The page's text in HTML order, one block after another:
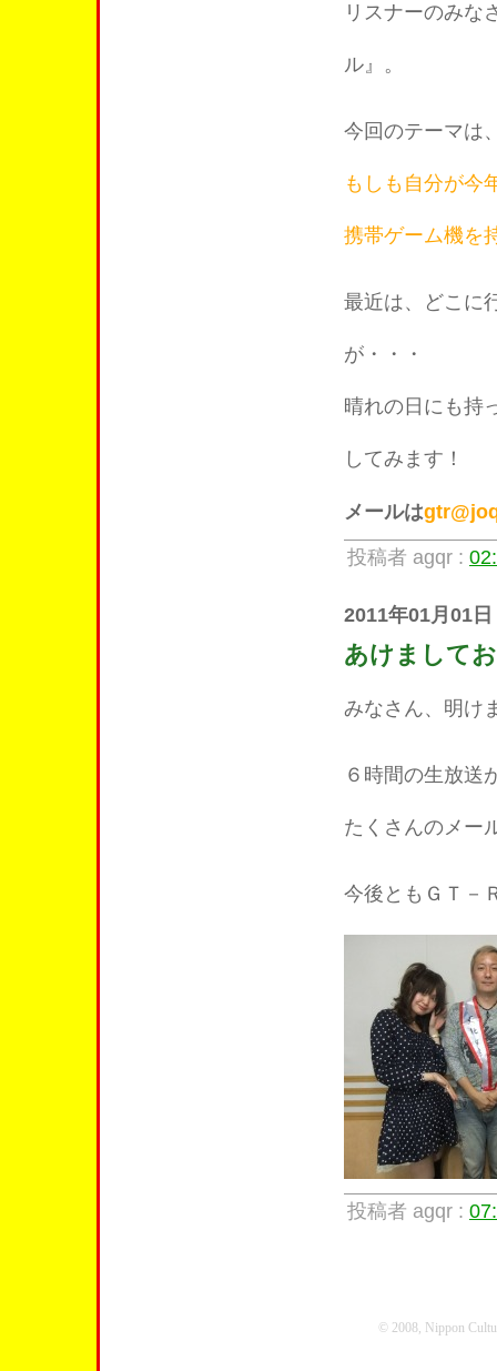
リスナーのみな
ル』。
今回のテーマは
もしも自分が今
携帯ゲーム機を
最近は、どこに
が・・・
晴れの日にも持
してみます！
メールは
投稿者 agqr :
2011年01月01日
あけまして
みなさん、明け
６時間の生放送
たくさんのメー
今後ともＧＴ－
投稿者 agqr :
© 2008, Nippon